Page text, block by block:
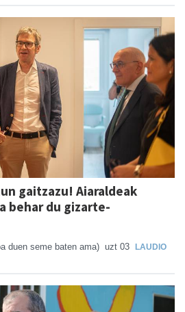
gaitzazu! Aiaraldeak
behar du gizarte-
duen seme baten ama) uzt 03 LAUDIO